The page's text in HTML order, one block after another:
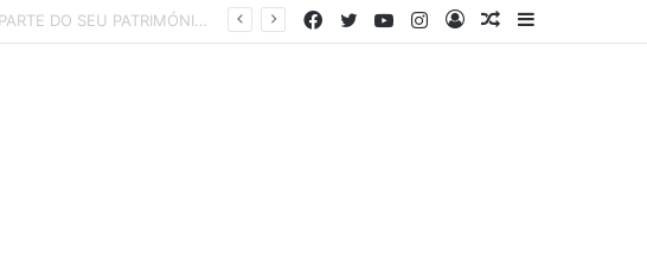
Barra
Artigo
Entrar
Instagram
YouTube
Twitter
Facebook